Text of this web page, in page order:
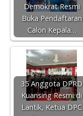
Demokrat Resmi
Buka Pendaftaran
Calon Kepala…
35 Anggota DPRD
Kuansing Resmi di
Lantik, Ketua DPC